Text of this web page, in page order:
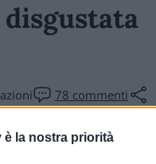
è la nostra priorità
78 commenti